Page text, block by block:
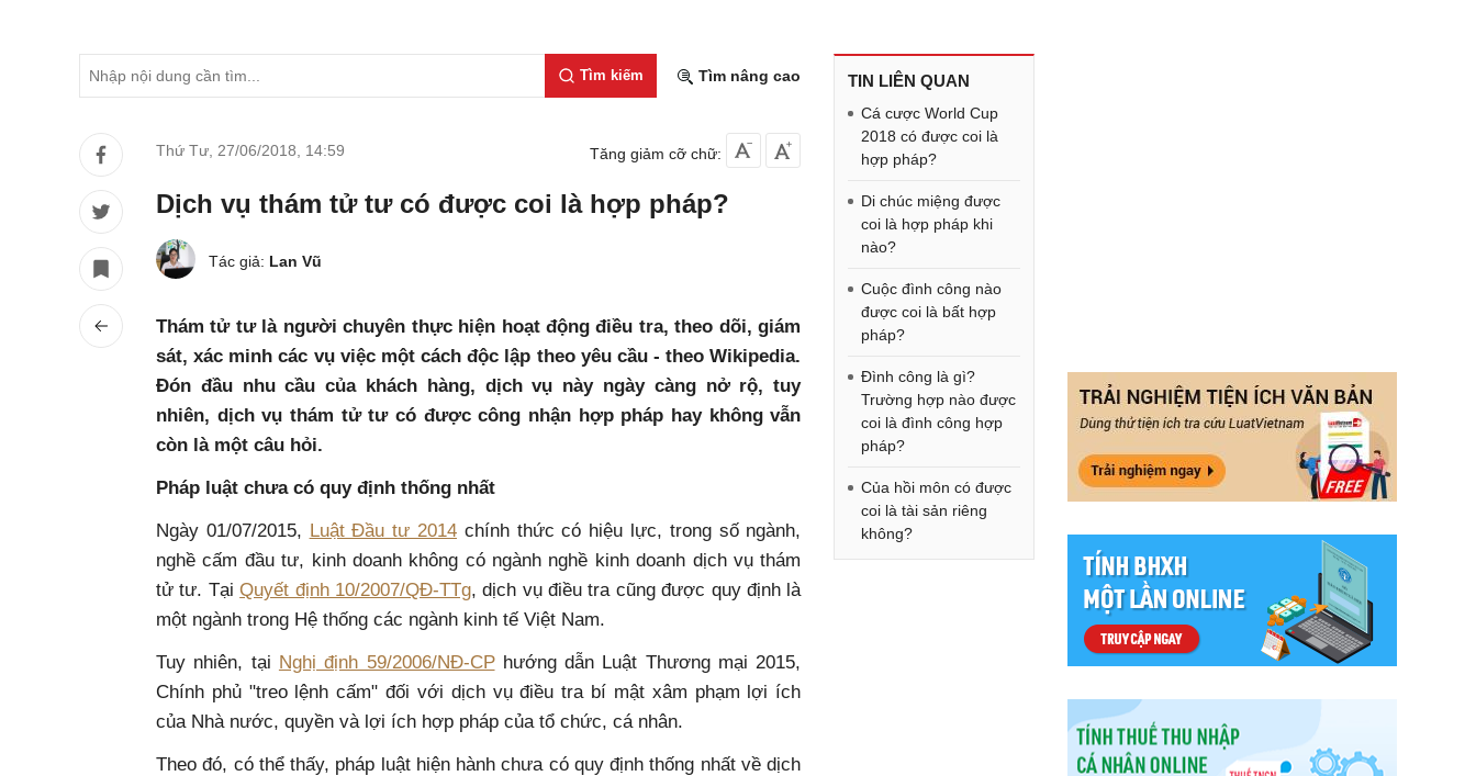
Tìm kiếm Tìm nâng cao
Thứ Tư, 27/06/2018 14:59 Tăng giảm cỡ chữ:
Dịch vụ thám tử tư có được coi là hợp pháp?
Tác giả: Lan Vũ
Thám tử tư là người chuyên thực hiện hoạt động điều tra, theo dõi, giám
sát, xác minh các vụ việc một cách độc lập theo yêu cầu - theo Wikipedia.
Đón đầu nhu cầu của khách hàng, dịch vụ này ngày càng nở rộ, tuy
nhiên, dịch vụ thám tử tư có được công nhận hợp pháp hay không vẫn
còn là một câu hỏi.
Pháp luật chưa có quy định thống nhất
Ngày 01/07/2015, Luật Đầu tư 2014chính thức có hiệu lực, trong số ngành,
nghề cấm đầu tư, kinh doanh không có ngành nghề kinh doanh dịch vụ thám
tử tư. TạiQuyết định 10/2007/QĐ-TTg, dịch vụ điều tra cũng được quy định là
một ngành trong Hệ thống các ngành kinh tế Việt Nam.
Tuy nhiên, tại Nghị định 59/2006/NĐ-CPhướng dẫn Luật Thương mại 2015,
Chính phủ "treo lệnh cấm" đối với dịch vụ điều tra bí mật xâm phạm lợi ích
của Nhà nước, quyền và lợi ích hợp pháp của tổ chức, cá nhân.
Theo đó, có thể thấy, pháp luật hiện hành chưa có quy định thống nhất về dịch
TIN LIÊN QUAN
Cá cược World Cup
2018 có được coi là
hợp pháp?
Di chúc miệng được
coi là hợp pháp khi
nào?
Cuộc đình công nào
được coi là bất hợp
pháp?
Đình công là gì?
Trường hợp nào được
coi là đình công hợp
pháp?
Của hồi môn có được
coi là tài sản riêng
không?